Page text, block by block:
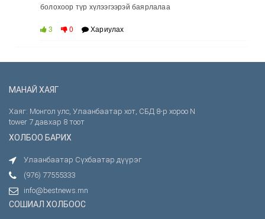
болохоор түр хүлээгээрэй баярлалаа
3 0 Хариулах
МАНАЙ ХАЯГ
Хаяг: Монгол улс, Улаанбаатар хот, СБД 8-р хороо N
tower 7 давхар 8 тоот
ХОЛБОО БАРИХ
Улаанбаатар Сүхбаатар дүүрэг
(976) 77555333
info@bestnews.mn
СОШИАЛ ХОЛБООС